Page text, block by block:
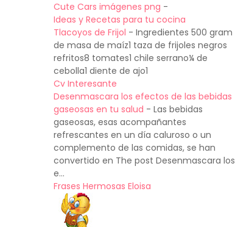
Cute Cars imágenes png -
Ideas y Recetas para tu cocina
Tlacoyos de Frijol - Ingredientes 500 gram
de masa de maíz1 taza de frijoles negros
refritos8 tomates1 chile serrano¼ de
cebolla1 diente de ajo1
Cv Interesante
Desenmascara los efectos de las bebidas
gaseosas en tu salud - Las bebidas
gaseosas, esas acompañantes
refrescantes en un día caluroso o un
complemento de las comidas, se han
convertido en The post Desenmascara los
e...
Frases Hermosas Eloisa